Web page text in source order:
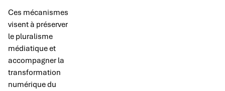
Ces mécanismes
visent à préserver
le pluralisme
médiatique et
accompagner la
transformation
numérique du